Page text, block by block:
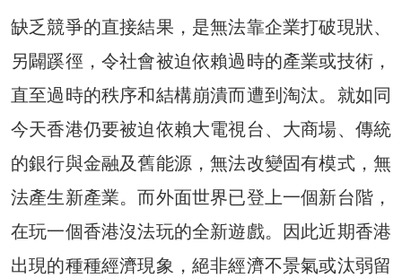
缺乏競爭的直接結果，是無法靠企業打破現狀、
另闢蹊徑，令社會被迫依賴過時的產業或技術，
直至過時的秩序和結構崩潰而遭到淘汰。就如同
今天香港仍要被迫依賴大電視台、大商場、傳統
的銀行與金融及舊能源，無法改變固有模式，無
法產生新產業。而外面世界已登上一個新台階，
在玩一個香港沒法玩的全新遊戲。因此近期香港
出現的種種經濟現象，絕非經濟不景氣或汰弱留